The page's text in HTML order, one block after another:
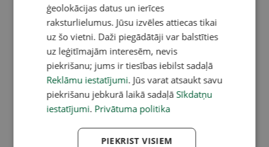
ģeolokācijas datus un ierīces
raksturlielumus. Jūsu izvēles attiecas tikai
uz šo vietni. Daži piegādātāji var balstīties
uz leģitīmajām interesēm, nevis
piekrišanu; jums ir tiesības iebilst sadaļā
Reklāmu iestatījumi. Jūs varat atsaukt savu
piekrišanu jebkurā laikā sadaļā Sīkdatņu
iestatījumi. Privātuma politika
PIEKRIST VISIEM